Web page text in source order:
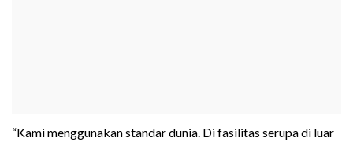
“Kami menggunakan standar dunia. Di fasilitas serupa di luar